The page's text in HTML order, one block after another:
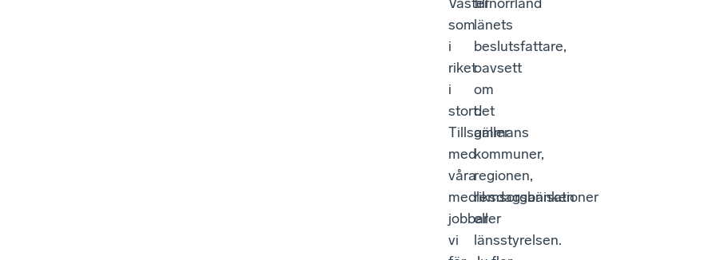
som
i
riket
i
stort.
Tillsammans
med
våra
medlemsorganisationer
jobbar
vi
länets
beslutsfattare,
oavsett
om
det
gäller
kommuner,
regionen,
riksdagsbänken
eller
länsstyrelsen.